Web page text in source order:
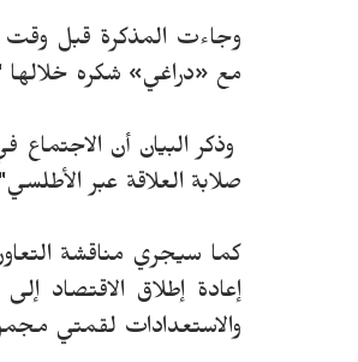
وجاءت المذكرة قبل وقت
مع «دراغي» شكره خلالها
وذكر البيان أن الاجتماع
صلابة العلاقة عبر
كما سيجري مناقشة
إعادة إطلاق الاقتصاد
والاستعدادات لقمتي